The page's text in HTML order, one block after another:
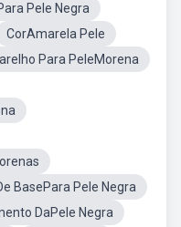
Pele Negra
CorAmarela Pele
Para PeleMorena
BasePara Pele Negra
DaPele Negra